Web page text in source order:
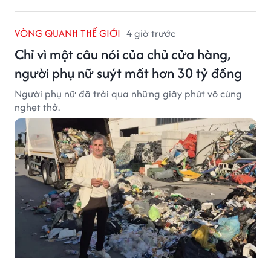
VÒNG QUANH THẾ GIỚI 4 giờ trước
Chỉ vì một câu nói của chủ cửa hàng,
người phụ nữ suýt mất hơn 30 tỷ đồng
Người phụ nữ đã trải qua những giây phút vô cùng
nghẹt thở.